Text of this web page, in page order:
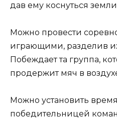
дав ему коснуться
Можно провести
играющими, разделив
Побеждает та группа,
продержит мяч в
Можно установить
победительницей